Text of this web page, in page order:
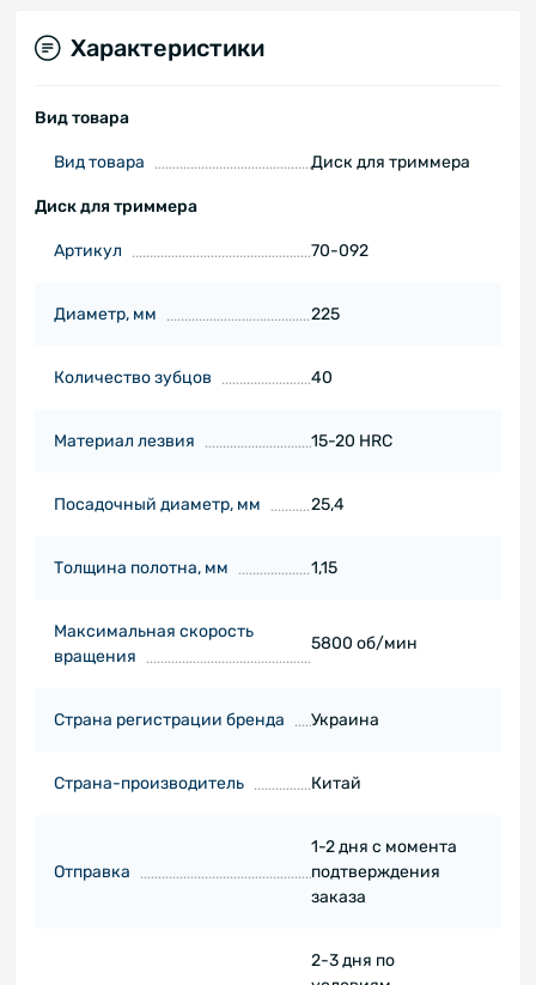
Характеристики
Вид товара
Вид товара Диск для триммера
Диск для триммера
Артикул 70-092
Диаметр, мм 225
Количество зубцов 40
Материал лезвия 15-20 HRC
Посадочный диаметр, мм 25,4
Толщина полотна, мм 1,15
Максимальная скорость
вращения
5800 об/мин
Страна регистрации бренда Украина
Страна-производитель Китай
Отправка
1-2 дня с момента
подтверждения
заказа
2-3 дня по